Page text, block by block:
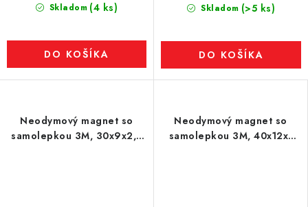
Skladom (4 ks)
DO KOŠÍKA
Skladom (>5 ks)
DO KOŠÍKA
Neodymový magnet so
samolepkou 3M, 30x9x2,5
Neodymový magnet so
samolepkou 3M, 40x12x1